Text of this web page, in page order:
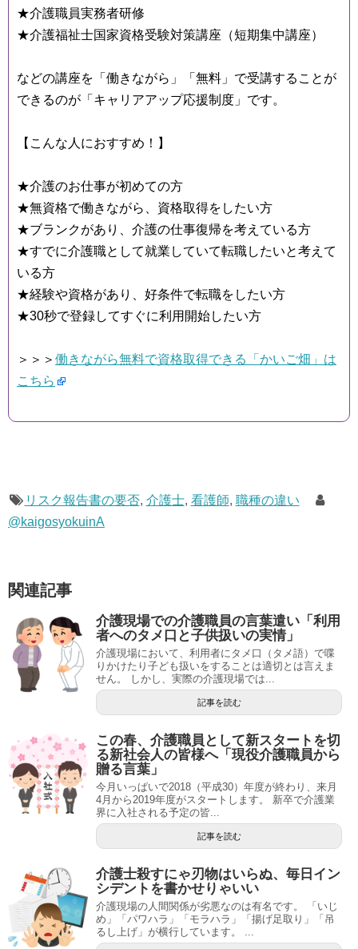
★介護職員実務者研修
★介護福祉士国家資格受験対策講座（短期集中講座）
などの講座を「働きながら」「無料」で受講することが
できるのが「キャリアアップ応援制度」です。
【こんな人におすすめ！】
★介護のお仕事が初めての方
★無資格で働きながら、資格取得をしたい方
★ブランクがあり、介護の仕事復帰を考えている方
★すでに介護職として就業していて転職したいと考えて
いる方
★経験や資格があり、好条件で転職をしたい方
★30秒で登録してすぐに利用開始したい方
＞＞＞ 働きながら無料で資格取得できる「かいご畑」は
こちら
リスク報告書の要否, 介護士, 看護師, 職種の違い
@kaigosyokuinA
関連記事
介護現場での介護職員の言葉遣い「利用
者へのタメ口と子供扱いの実情」
介護現場において、利用者にタメ口（タメ語）で喋
りかけたり子ども扱いをすることは適切とは言えま
せん。 しかし、実際の介護現場では...
記事を読む
この春、介護職員として新スタートを切
る新社会人の皆様へ「現役介護職員から
贈る言葉」
今月いっぱいで2018（平成30）年度が終わり、来月
4月から2019年度がスタートします。 新卒で介護業
界に入社される予定の皆...
記事を読む
介護士殺すにゃ刃物はいらぬ、毎日イン
シデントを書かせりゃいい
介護現場の人間関係が劣悪なのは有名です。 「いじ
め」「パワハラ」「モラハラ」「揚げ足取り」「吊
るし上げ」が横行しています。 ...